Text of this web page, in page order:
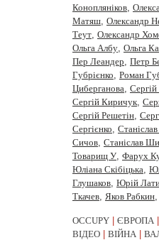
Конопляніков,
Матяш, Олександр
Теут, Олександр
Ольга Албу, Ольга
Пер Леандер, Петр
Губрiєнко, Роман
Циберганова,
Сергій Киричук,
Сергій Решетін,
Сергiєнко,
Сичов, Станіслав
Товарищ У, Фарух
Юліана Скібіцька,
Глушаков, Юрiй
Ткачев, Яков Рабкин,
OCCUPY ЄВРОПА
ВІДЕО
ВІЙНА